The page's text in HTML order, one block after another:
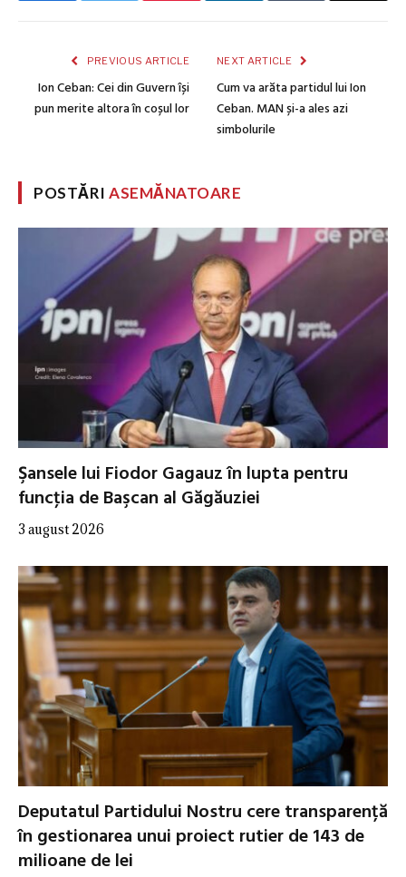
PREVIOUS ARTICLE
Ion Ceban: Cei din Guvern își
pun merite altora în coșul lor
NEXT ARTICLE
Cum va arăta partidul lui Ion
Ceban. MAN și-a ales azi
simbolurile
POSTĂRIASEMĂNATOARE
Şansele lui Fiodor Gagauz în lupta pentru
funcţia de Başcan al Găgăuziei
3 august 2026
Deputatul Partidului Nostru cere transparență
în gestionarea unui proiect rutier de 143 de
milioane de lei